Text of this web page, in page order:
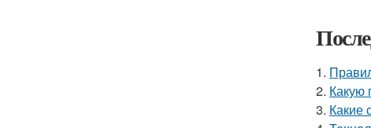
1.
2. Какую
3. Какие